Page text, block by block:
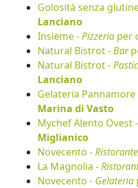
Golosità senza
Lanciano
Insieme -Pizzeria per
Natural Bistrot -Bar
Natural Bistrot -
Lanciano
Gelateria Pannamore
Marina di Vasto
Mychef Alento Ovest -
Miglianico
Novecento -Ristorante
La Magnolia -
Novecento - Gelateria